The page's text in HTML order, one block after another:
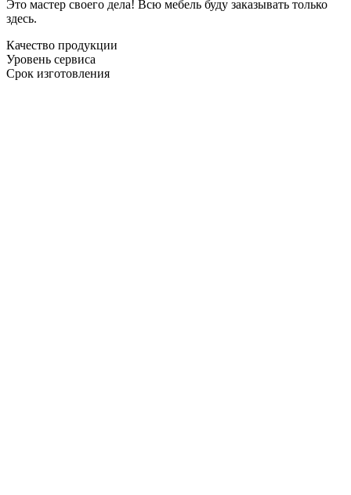
Это мастер своего дела! Всю мебель буду заказывать только
здесь.
Качество продукции
Уровень сервиса
Срок изготовления